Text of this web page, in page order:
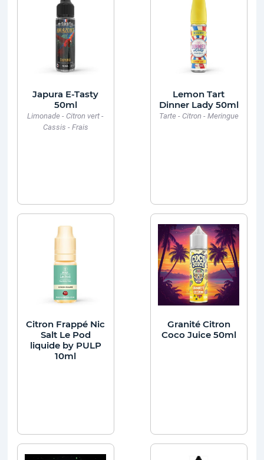
Japura E-Tasty
50ml
Limonade - Citron vert -
Cassis - Frais
Lemon Tart
Dinner Lady 50ml
Tarte - Citron - Meringue
Citron Frappé Nic
Salt Le Pod
liquide by PULP
10ml
Granité Citron
Coco Juice 50ml